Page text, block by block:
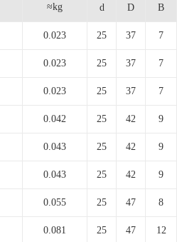
≈kg d D B
0.023 25 37 7
0.023 25 37 7
0.023 25 37 7
0.042 25 42 9
0.043 25 42 9
0.043 25 42 9
0.055 25 47 8
0.081 25 47 12